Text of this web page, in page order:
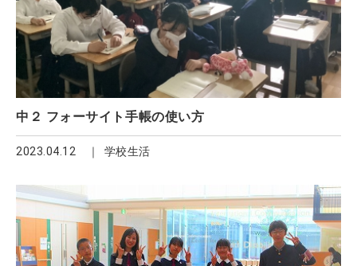
中２ フォーサイト手帳の使い方
2023.04.12 学校生活